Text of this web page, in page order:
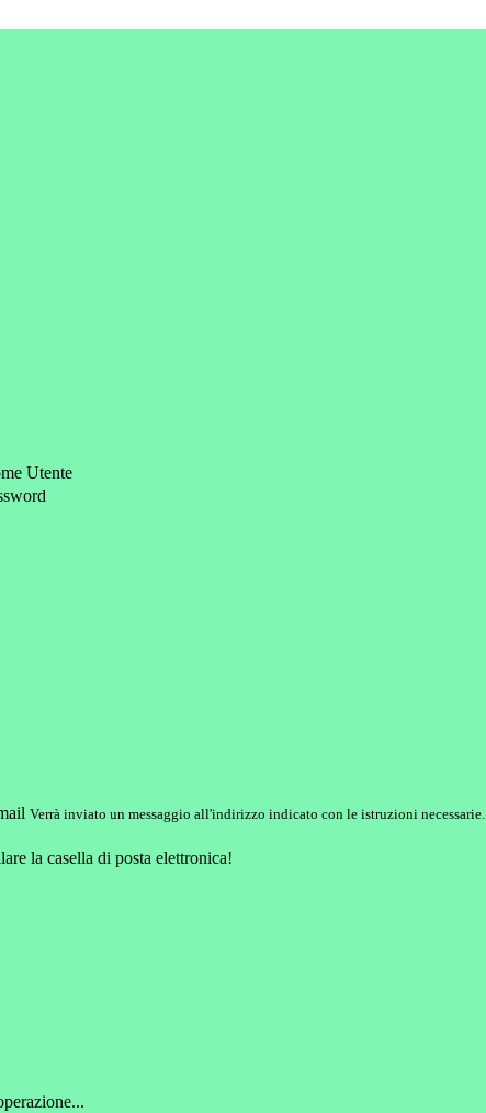
Utente
Verrà inviato un messaggio all'indirizzo indicato con le istruzioni necessarie.
la casella di posta elettronica!